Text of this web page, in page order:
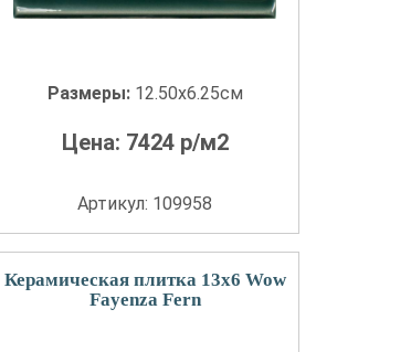
Размеры: 12.50x6.25см
Цена: 7424р/м2
Артикул: 109958
Керамическая плитка 13x6 Wow
Fayenza Fern